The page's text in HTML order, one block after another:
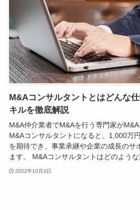
M&Aコンサルタントとはどんな
キルを徹底解説
M&A仲介業者でM&Aを行う専門家がM&A
M&Aコンサルタントになると、1,000万
を期待でき、事業承継や企業の成長のサ
ます。 M&Aコンサルタントはどのよう
2022年10月3日